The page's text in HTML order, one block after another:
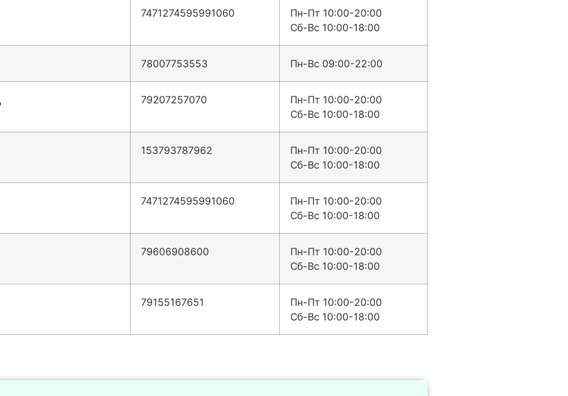
7471274595991060
Пн-Пт 10:00-20:00
Сб-Вс 10:00-18:00
78007753553 Пн-Вс 09:00-22:00
79207257070
Пн-Пт 10:00-20:00
Сб-Вс 10:00-18:00
153793787962
Пн-Пт 10:00-20:00
Сб-Вс 10:00-18:00
7471274595991060
Пн-Пт 10:00-20:00
Сб-Вс 10:00-18:00
79606908600
Пн-Пт 10:00-20:00
Сб-Вс 10:00-18:00
79155167651
Пн-Пт 10:00-20:00
Сб-Вс 10:00-18:00